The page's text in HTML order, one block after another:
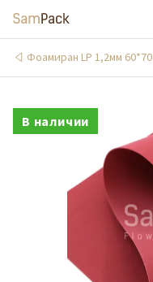
Фоамиран LP 1,2мм 60*70
В наличии